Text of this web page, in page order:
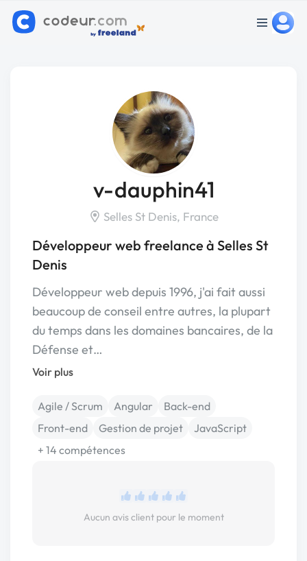
v-dauphin41
Selles St Denis, France
Développeur web freelance à Selles St
Denis
Développeur web depuis 1996, j'ai fait aussi
beaucoup de conseil entre autres, la plupart
du temps dans les domaines bancaires, de la
Défense et…
Voir plus
Agile / Scrum Angular
Back-end
Front-end
Gestion de projet
JavaScript
+ 14 compétences
Aucun avis client pour le moment